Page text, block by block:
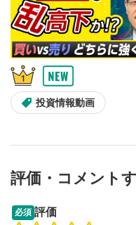
6
画質/再生速度の
画質の選択/再生速度
7
音量調整
スライダーを上下す
8
全画面表示
投資情報動画
評価・コメント
必須 評価